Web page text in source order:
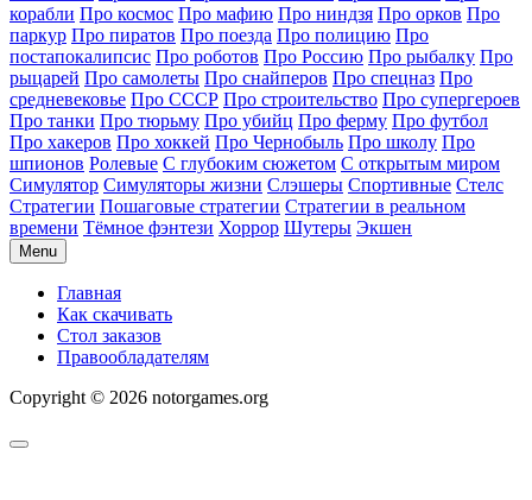
корабли Про космос Про мафию Про ниндзя Про орков Про
паркур Про пиратов Про поезда Про полицию Про
постапокалипсис Про роботов Про Россию Про рыбалку Про
рыцарей Про самолеты Про снайперов Про спецназ Про
средневековье Про СССР Про строительство Про супергероев
Про танки Про тюрьму Про убийц Про ферму Про футбол
Про хакеров Про хоккей Про Чернобыль Про школу Про
шпионов Ролевые С глубоким сюжетом С открытым миром
Симулятор Симуляторы жизни Слэшеры Спортивные Стелс
Стратегии Пошаговые стратегии Стратегии в реальном
времени Тёмное фэнтези Хоррор Шутеры Экшен
Menu
Главная
Как скачивать
Стол заказов
Правообладателям
Copyright © 2026 notorgames.org
Scroll